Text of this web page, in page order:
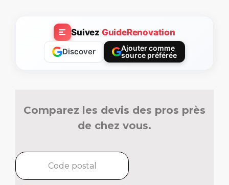
Suivez GuideRenovation
Discover
Ajouter comme
source préférée
Comparez les devis des pros près
de chez vous.